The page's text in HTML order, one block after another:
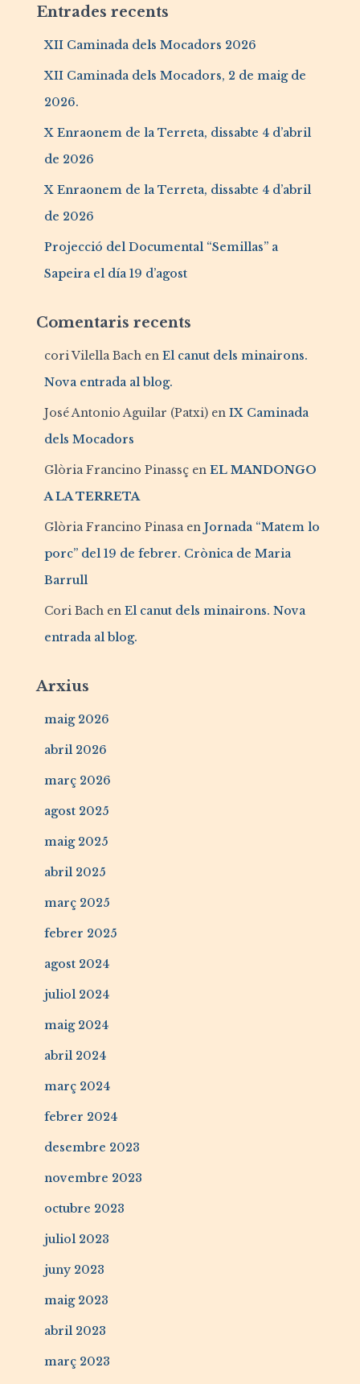
Entrades recents
XII Caminada dels Mocadors 2026
XII Caminada dels Mocadors, 2 de maig de
2026.
X Enraonem de la Terreta, dissabte 4 d’abril
de 2026
X Enraonem de la Terreta, dissabte 4 d’abril
de 2026
Projecció del Documental “Semillas” a
Sapeira el día 19 d’agost
Comentaris recents
cori Vilella Bach en El canut dels minairons.
Nova entrada al blog.
José Antonio Aguilar (Patxi) en IX Caminada
dels Mocadors
Glòria Francino Pinassç en EL MANDONGO
A LA TERRETA
Glòria Francino Pinasaen Jornada “Matem lo
porc” del 19 de febrer. Crònica de Maria
Barrull
Cori Bach en El canut dels minairons. Nova
entrada al blog.
Arxius
maig 2026
abril 2026
març 2026
agost 2025
maig 2025
abril 2025
març 2025
febrer 2025
agost 2024
juliol 2024
maig 2024
abril 2024
març 2024
febrer 2024
desembre 2023
novembre 2023
octubre 2023
juliol 2023
juny 2023
maig 2023
abril 2023
març 2023